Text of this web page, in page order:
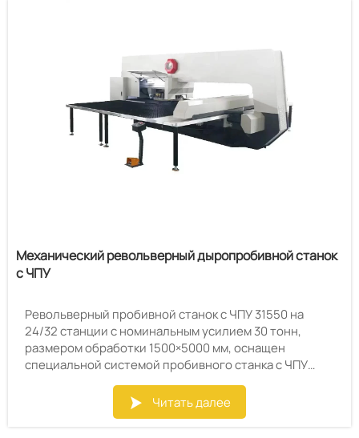
Механический револьверный дыропробивной станок
с ЧПУ
Револьверный пробивной станок с ЧПУ 31550 на
24/32 станции с номинальным усилием 30 тонн,
размером обработки 1500×5000 мм, оснащен
специальной системой пробивного станка с ЧПУ
GOOGOLTECH, автоматической защитой
серводвигателя от перегрузки. Программное
обеспечение для автоматического
 Читать далее